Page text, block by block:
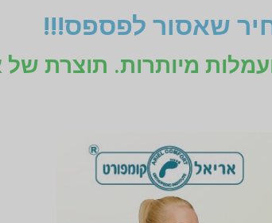
שאסור לפספס!!!
מיותרות. תוצרת